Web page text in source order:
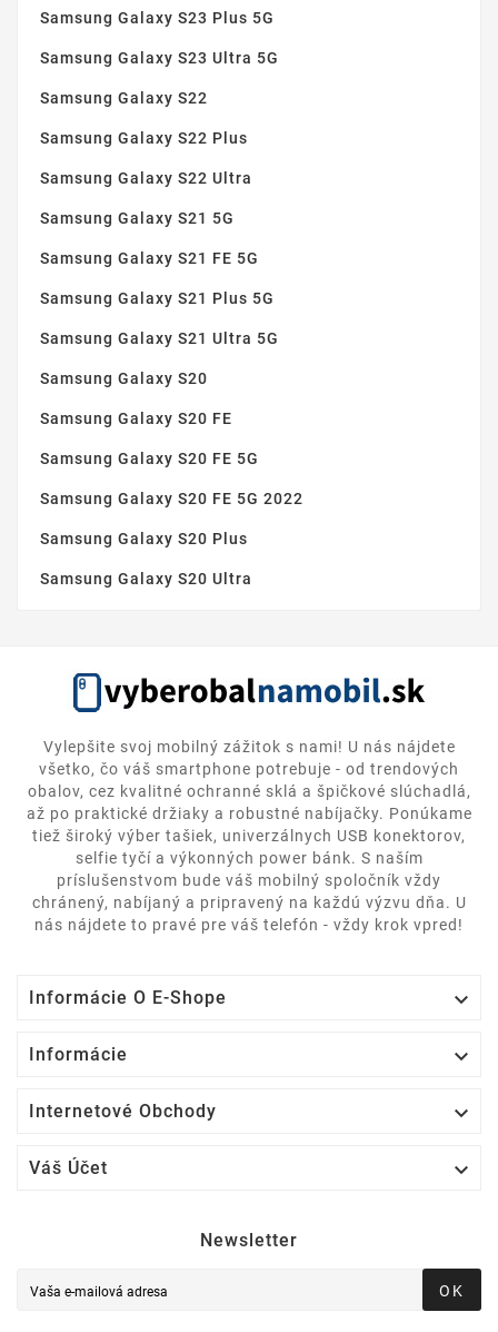
Samsung Galaxy S23 Plus 5G
Samsung Galaxy S23 Ultra 5G
Samsung Galaxy S22
Samsung Galaxy S22 Plus
Samsung Galaxy S22 Ultra
Samsung Galaxy S21 5G
Samsung Galaxy S21 FE 5G
Samsung Galaxy S21 Plus 5G
Samsung Galaxy S21 Ultra 5G
Samsung Galaxy S20
Samsung Galaxy S20 FE
Samsung Galaxy S20 FE 5G
Samsung Galaxy S20 FE 5G 2022
Samsung Galaxy S20 Plus
Samsung Galaxy S20 Ultra
Vylepšite svoj mobilný zážitok s nami! U nás nájdete
všetko, čo váš smartphone potrebuje - od trendových
obalov, cez kvalitné ochranné sklá a špičkové slúchadlá,
až po praktické držiaky a robustné nabíjačky. Ponúkame
tiež široký výber tašiek, univerzálnych USB konektorov,
selfie tyčí a výkonných power bánk. S naším
príslušenstvom bude váš mobilný spoločník vždy
chránený, nabíjaný a pripravený na každú výzvu dňa. U
nás nájdete to pravé pre váš telefón - vždy krok vpred!
Informácie O E-Shope 
Informácie 
Internetové Obchody 
Váš Účet 
Newsletter
OK